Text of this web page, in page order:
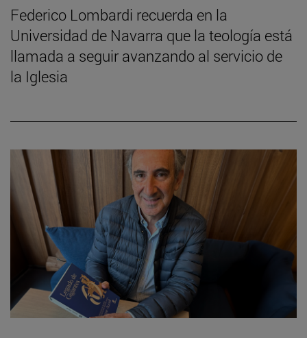
Federico Lombardi recuerda en la
Universidad de Navarra que la teología está
llamada a seguir avanzando al servicio de
la Iglesia